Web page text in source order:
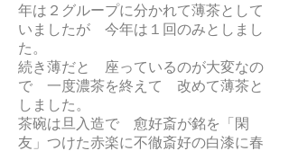
年は２グループに分かれて薄茶として
いましたが 今年は１回のみとしまし
た。
続き薄だと 座っているのが大変なの
で 一度濃茶を終えて 改めて薄茶と
しました。
茶碗は旦入造で 愈好斎が銘を「閑
友」つけた赤楽に不徹斎好の白漆に春